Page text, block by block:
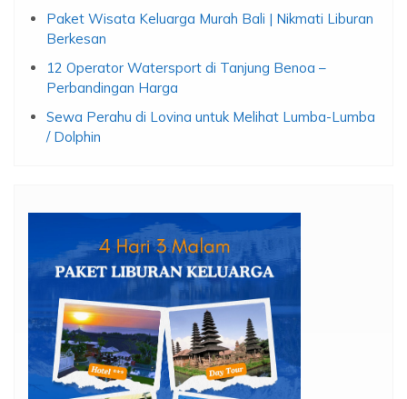
Paket Wisata Keluarga Murah Bali | Nikmati Liburan
Berkesan
12 Operator Watersport di Tanjung Benoa –
Perbandingan Harga
Sewa Perahu di Lovina untuk Melihat Lumba-Lumba
/ Dolphin